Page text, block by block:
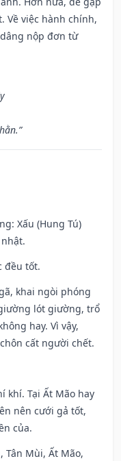
Về việc hành chính,
nộp đơn từ
Xấu (Hung Tú)
đều tốt.
khai ngòi phóng
lót giường, trổ
hay. Vì vậy,
cất người chết.
khí. Tại Ất Mão hay
nên cưới gả tốt,
của.
Mùi, Ất Mão,